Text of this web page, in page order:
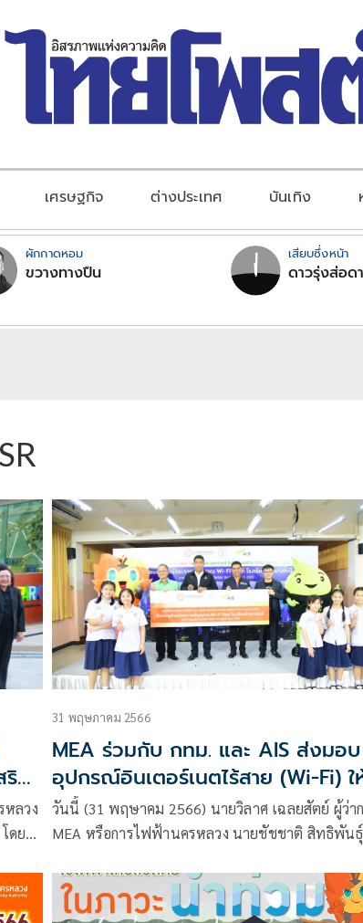
เศรษฐกิจ ต่างประเทศ บันเทิง
ผักกาดหอม
ขวางทางปืน
เสียบซึ่งหน้า
ดาวรุ่งส่อด
ริม
หลวง
ดย
31 พฤษภาคม 2566
MEA ร่วมกับ กทม. และ AIS ส่งมอบ
อุปกรณ์อินเตอร์เนตไร้สาย (Wi-Fi) ใ
แก่โรงเรียนบ้านบางกะปิ จากการระดม
ในกิจกรรม BETTER BANGKOK
วันนี้ (31 พฤษาคม 2566) นายวิลาศ เฉลยสัตย์ ผู้ว่า
MEA หรือการไฟฟ้านครหลวง นายชัชชาติ สิทธิพัน
หัวหน้าหน่วยธุรกิจงานปฏิบัติการและสนับสนุนด้าน
เทคนิคทั่วประเทศ